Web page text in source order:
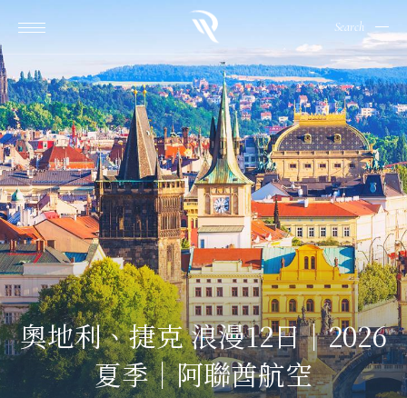
Search
奧地利、捷克 浪漫12日｜2026
夏季｜阿聯酋航空